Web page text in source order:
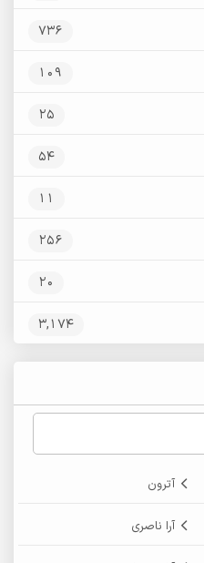
736
109
25
54
11
256
20
3,174
آترون
آرا ناصری